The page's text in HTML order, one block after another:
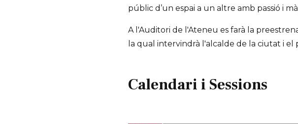
públic d’un espai a un altre amb passió i
A l'Auditori de l'Ateneu es farà la
la qual intervindrà l'alcalde de la ciutat i
Calendari i Sessions